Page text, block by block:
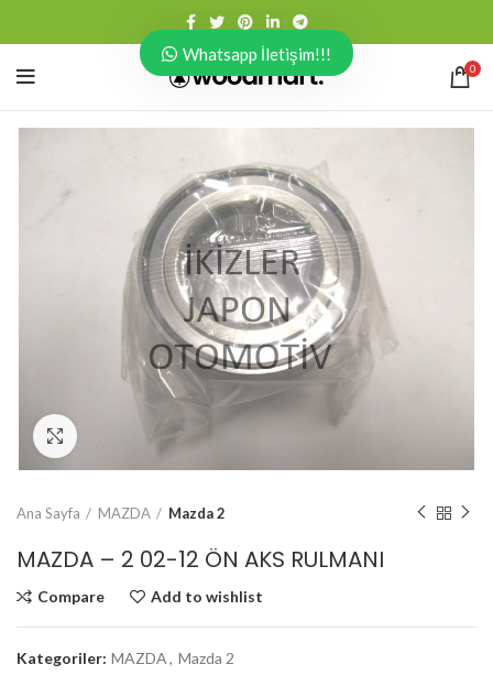
0
Click to enlarge
Ana Sayfa MAZDA Mazda 2
MAZDA – 2 02-12 ÖN AKS RULMANI
Compare Add to wishlist
Kategoriler: MAZDA, Mazda 2
Whatsapp İletişim!!!